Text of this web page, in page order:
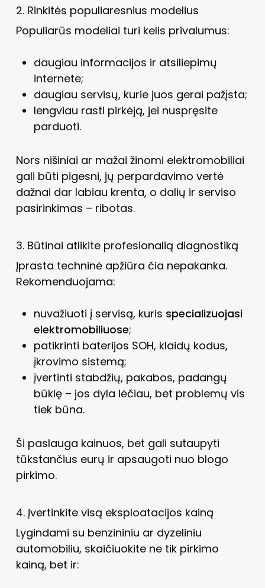
2. Rinkitės populiaresnius modelius
Populiarūs modeliai turi kelis privalumus:
daugiau informacijos ir atsiliepimų
internete;
daugiau servisų, kurie juos gerai pažįsta;
lengviau rasti pirkėją, jei nuspręsite
parduoti.
Nors nišiniai ar mažai žinomi elektromobiliai
gali būti pigesni, jų perpardavimo vertė
dažnai dar labiau krenta, o dalių ir serviso
pasirinkimas – ribotas.
3. Būtinai atlikite profesionalią diagnostiką
Įprasta techninė apžiūra čia nepakanka.
Rekomenduojama:
nuvažiuoti į servisą, kuris specializuojasi
elektromobiliuose;
patikrinti baterijos SOH, klaidų kodus,
įkrovimo sistemą;
įvertinti stabdžių, pakabos, padangų
būklę – jos dyla lėčiau, bet problemų vis
tiek būna.
Ši paslauga kainuos, bet gali sutaupyti
tūkstančius eurų ir apsaugoti nuo blogo
pirkimo.
4. Įvertinkite visą eksploatacijos kainą
Lygindami su benzininiu ar dyzeliniu
automobiliu, skaičiuokite ne tik pirkimo
kainą, bet ir: